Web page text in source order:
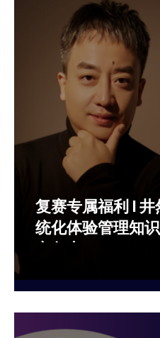
复赛专属福利 |
统化体验管理知
竞争力！